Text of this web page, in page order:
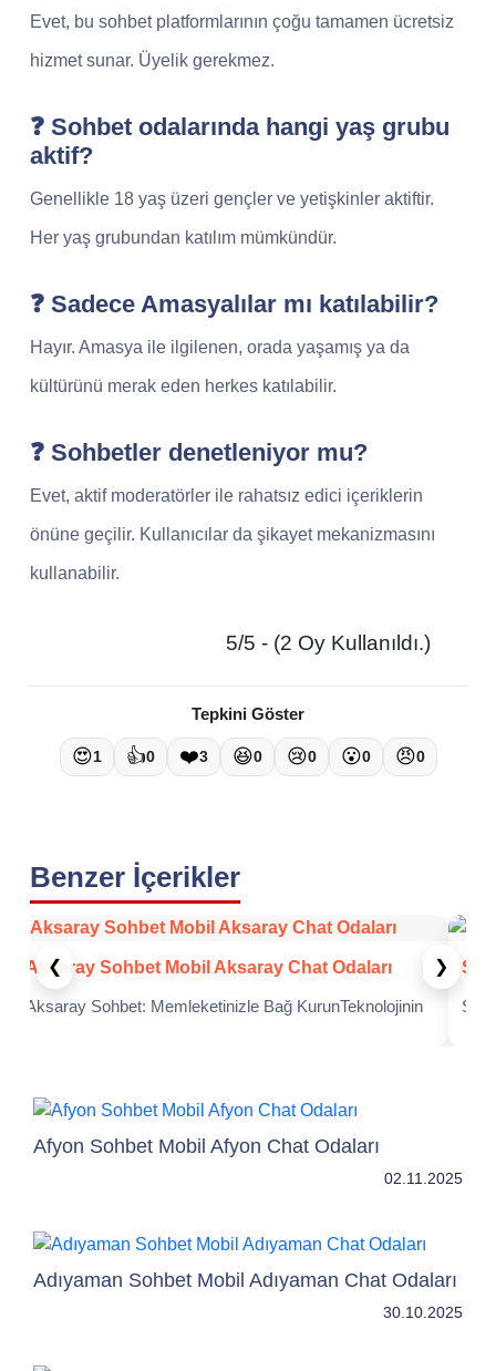
Evet, bu sohbet platformlarının çoğu tamamen ücretsiz
hizmet sunar. Üyelik gerekmez.
❓ Sohbet odalarında hangi yaş grubu
aktif?
Genellikle 18 yaş üzeri gençler ve yetişkinler aktiftir.
Her yaş grubundan katılım mümkündür.
❓ Sadece Amasyalılar mı katılabilir?
Hayır. Amasya ile ilgilenen, orada yaşamış ya da
kültürünü merak eden herkes katılabilir.
❓ Sohbetler denetleniyor mu?
Evet, aktif moderatörler ile rahatsız edici içeriklerin
önüne geçilir. Kullanıcılar da şikayet mekanizmasını
kullanabilir.
5/5 - (2 Oy Kullanıldı.)
Tepkini Göster
😍1 👍0 ❤️3 😆0 😢0 😮0 😠0
Benzer İçerikler
Aksaray Sohbet Mobil Aksaray Chat Odaları
Aksaray Sohbet: Memleketinizle Bağ KurunTeknolojinin
❮ ❯
Afyon Sohbet Mobil Afyon Chat Odaları
02.11.2025
Adıyaman Sohbet Mobil Adıyaman Chat Odaları
30.10.2025